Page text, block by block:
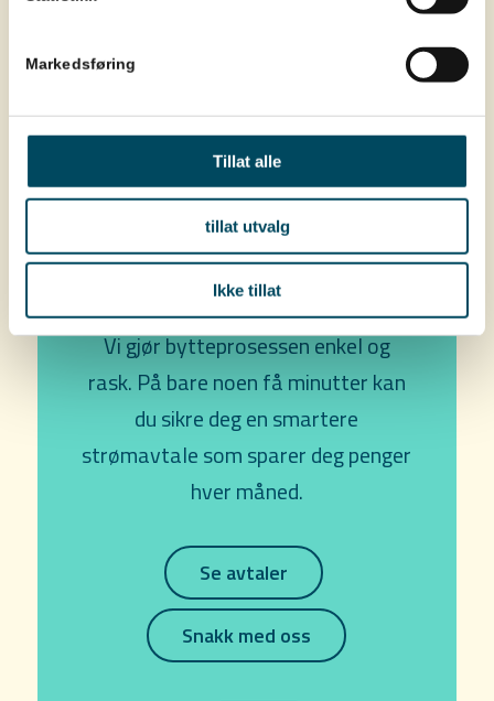
Markedsføring
Tillat alle
tillat utvalg
Ikke tillat
Les mer om appen her
Ikke kunde hos oss
enda?
Vi gjør bytteprosessen enkel og
rask. På bare noen få minutter kan
du sikre deg en smartere
strømavtale som sparer deg penger
hver måned.
Se avtaler
Snakk med oss